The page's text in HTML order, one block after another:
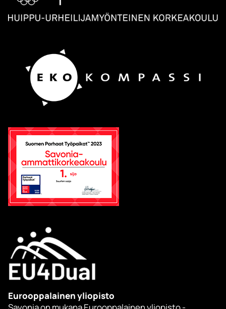
Eurooppalainen yliopisto